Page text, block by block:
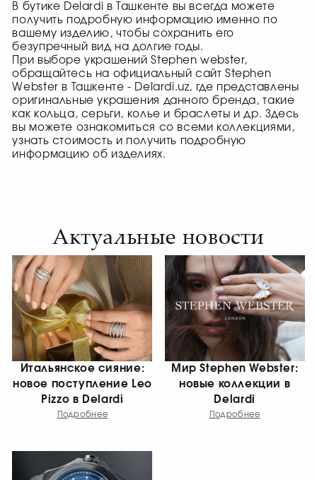
В бутике Delardi в Ташкенте вы всегда можете
получить подробную информацию именно по
вашему изделию, чтобы сохранить его
безупречный вид на долгие годы.
При выборе украшений Stephen webster,
обращайтесь на официальный сайт Stephen
Webster в Ташкенте - Delardi.uz, где представлены
оригинальные украшения данного бренда, такие
как кольца, серьги, колье и браслеты и др. Здесь
вы можете ознакомиться со всеми коллекциями,
узнать стоимость и получить подробную
информацию об изделиях.
Актуальные новости
Итальянское сияние:
новое поступление Leo
Pizzo в Delardi
Подробнее
Мир Stephen Webster:
новые коллекции в
Delardi
Подробнее